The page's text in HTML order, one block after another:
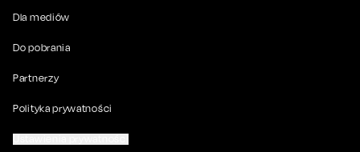
Dla mediów
Do pobrania
Partnerzy
Polityka prywatności